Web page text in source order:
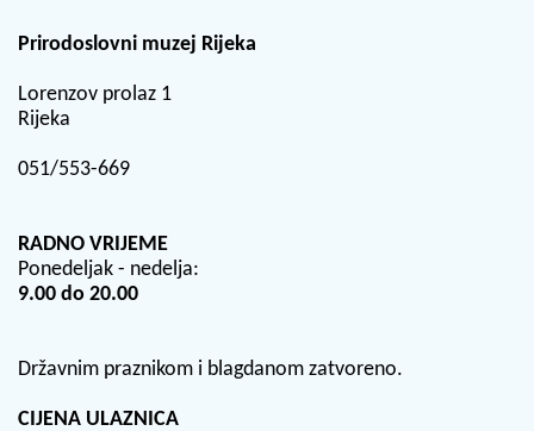
Prirodoslovni muzej Rijeka
Lorenzov prolaz 1
Rijeka
051/553-669
RADNO VRIJEME
Ponedeljak - nedelja:
9.00 do 20.00
Državnim praznikom i blagdanom zatvoreno.
CIJENA ULAZNICA